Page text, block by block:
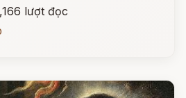
lượt đọc